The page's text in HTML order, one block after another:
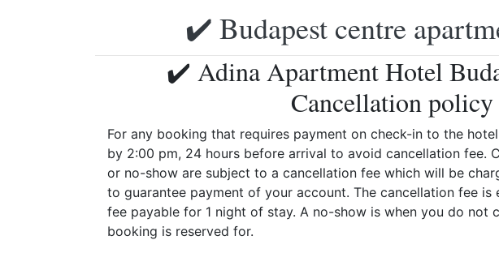
✔️ Budapest centre
✔️ Adina Apartment Hotel
Cancellation policy
For any booking that requires payment on check-in to the
by 2:00 pm, 24 hours before arrival to avoid cancellation fee.
or no-show are subject to a cancellation fee which will be
to guarantee payment of your account. The cancellation fee
fee payable for 1 night of stay. A no-show is when you do not
booking is reserved for.